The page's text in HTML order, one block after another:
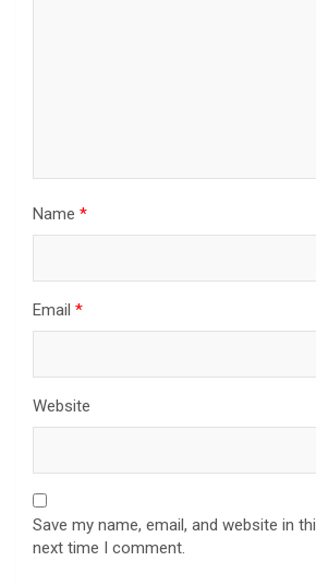
Name *
Email *
Website
Save my name, email, and website in
next time I comment.